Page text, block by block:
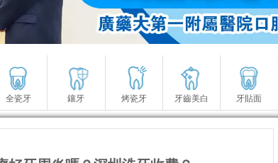
全瓷牙 鑲牙 烤瓷牙 牙齒美白 牙貼面